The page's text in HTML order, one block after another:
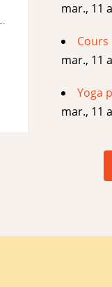
mar., 11
mar., 11
Yoga
mar., 11